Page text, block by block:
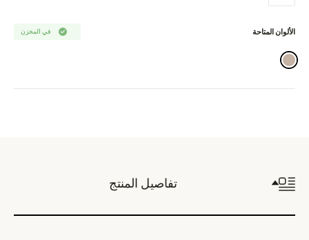
في المخزن الألوان المتاحة
تفاصيل المنتج